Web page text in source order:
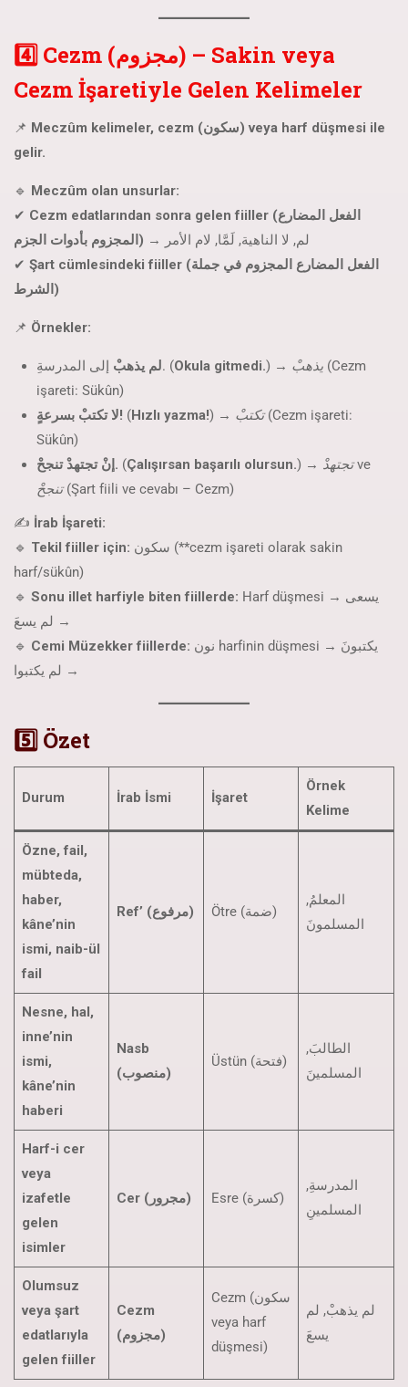
4️⃣ Cezm (مجزوم) – Sakin veya
Cezm İşaretiyle Gelen Kelimeler
📌 Meczûm kelimeler, cezm (سكون) veya harf düşmesi ile
gelir.
🔹 Meczûm olan unsurlar:
✔ Cezm edatlarından sonra gelen fiiller (الفعل المضارع
المجزوم بأدوات الجزم)
→ لم, لا الناهية, لَمَّا, لام الأمر
✔ Şart cümlesindeki fiiller (الفعل المضارع المجزوم في جملة
الشرط)
📌 Örnekler:
لم يذهبْإلى المدرسةِ. (Okula gitmedi.) → يذهبْ (Cezm
işareti: Sükûn)
لا تكتبْ بسرعةٍ! (Hızlı yazma!) → تكتبْ(Cezm işareti:
Sükûn)
إنْ تجتهدْ تنجحْ. (Çalışırsan başarılı olursun.) → تجتهدْve
تنجحْ(Şart fiili ve cevabı – Cezm)
✍ İrab İşareti:
🔹 Tekil fiiller için:
harf/sükûn)
🔹 Sonu illet harfiyle biten fiillerde: Harf düşmesi → يسعى
→ لم يسعَ
🔹 Cemi Müzekker fiillerde:
→ لم يكتبوا
5️⃣ Özet
Durum İrab İsmi İşaret
Örnek
Kelime
Özne, fail,
mübteda,
haber,
kâne’nin
ismi, naib-ül
fail
Ref’ (مرفوع) Ötre (ضمة)
المعلمُ,
المسلمونَ
Nesne, hal,
inne’nin
ismi,
kâne’nin
haberi
Nasb
(منصوب)
Üstün (فتحة)
الطالبَ,
المسلمينَ
Harf-i cer
veya
izafetle
gelen
isimler
Cer (مجرور) Esre (كسرة)
المدرسةِ,
المسلمينِ
Olumsuz
veya şart
edatlarıyla
gelen fiiller
Cezm
(مجزوم)
Cezm (سكون
veya harf
düşmesi)
لم يذهبْ, لم
يسعَ